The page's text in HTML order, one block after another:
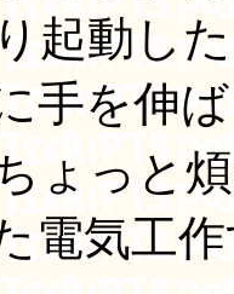
起動し
手を伸
ょっと
気工